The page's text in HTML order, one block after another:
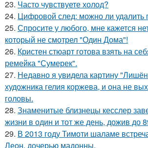
23. Часто чувствуете холод?
24. Цифровой след: можно ли удалить
25. Спросите у любого, мне кажется
который не смотрел "Один Дома"!
26. Кристен стюарт готова взять на
ремейка "Сумерек".
27. Недавно я увидела картину
художника гелия коржева, и она не
головы.
28. Знаменитые близнецы кесслер
жизни в один и тот же день, дожив до
29. В 2013 году Тимоти шаламе
Леон, дочерью мадонны.